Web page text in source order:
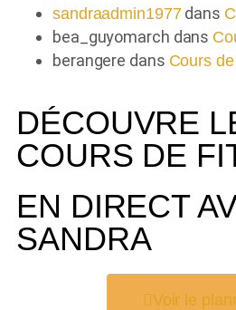
sandraadmin1977dans
bea_guyomarch dans
berangere dans Cours
DÉCOUVRE
COURS DE
EN DIRECT
SANDRA
Voir le